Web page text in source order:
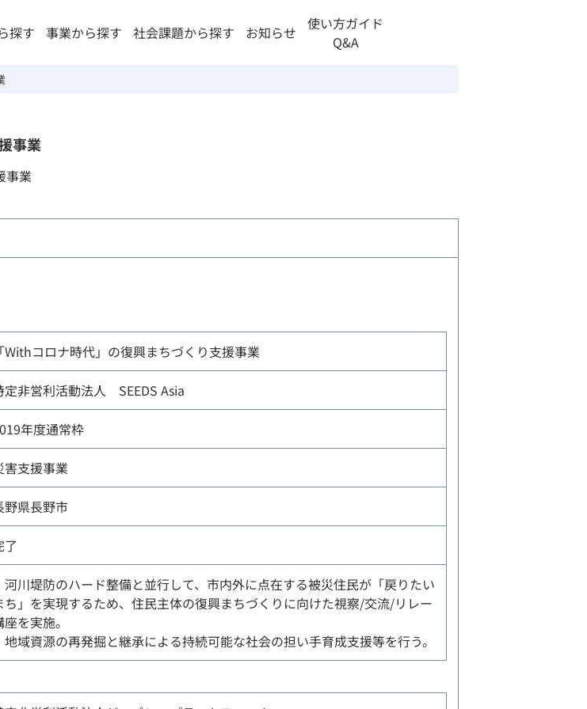
探す 事業から探す 社会課題から探す お知らせ
使い方ガイド
Q&A
事業
事業
「Withコロナ時代」の復興まちづくり支援事業
定非営利活動法人　SEEDS Asia
年度通常枠
害支援事業
野県長野市
了
河川堤防のハード整備と並行して、市内外に点在する被災住民が「戻りたい
ち」を実現するため、住民主体の復興まちづくりに向けた視察/交流/リレー
座を実施。
地域資源の再発掘と継承による持続可能な社会の担い手育成支援等を行う。